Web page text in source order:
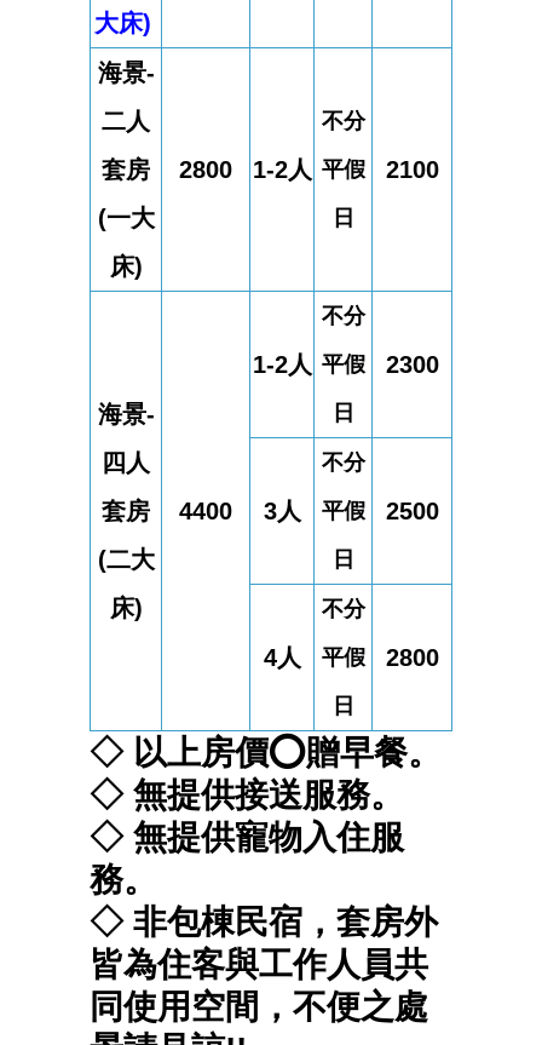
大床)
海景-
二人
套房
(一大
床)
2800 1-2人
不分
平假
日
2100
海景-
四人
套房
(二大
床)
4400
1-2人
不分
平假
日
2300
3人
不分
平假
日
2500
4人
不分
平假
日
2800
◇ 以上房價⭕贈早餐。
◇ 無提供接送服務。
◇ 無提供寵物入住服
務。
◇ 非包棟民宿，套房外
皆為住客與工作人員共
同使用空間，不便之處